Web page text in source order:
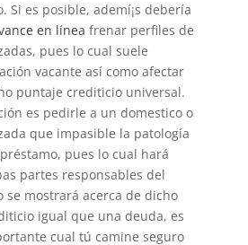
Si es posible, ademí¡s debería
en línea frenar perfiles de
pues lo cual suele
vacante así­ como afectar
puntaje crediticio universal.
es pedirle a un domestico o
que impasible la patologí­a
pues lo cual hará
partes responsables del
se mostrará acerca de dicho
igual que una deuda, es
cual tú camine seguro